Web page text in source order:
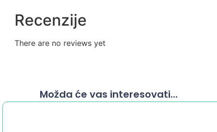
Recenzije
There are no reviews yet
Možda će vas interesovati...